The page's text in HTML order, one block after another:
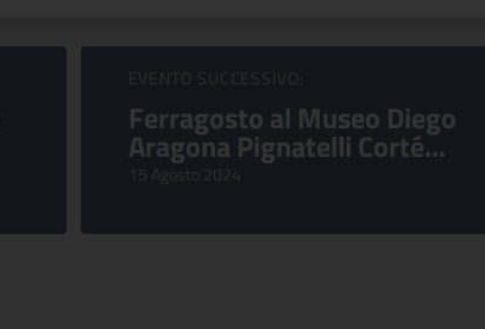
EVENTO SUCCESSIVO:
Ferragosto al Museo Diego
Aragona Pignatelli Corté...
15 Agosto 2024